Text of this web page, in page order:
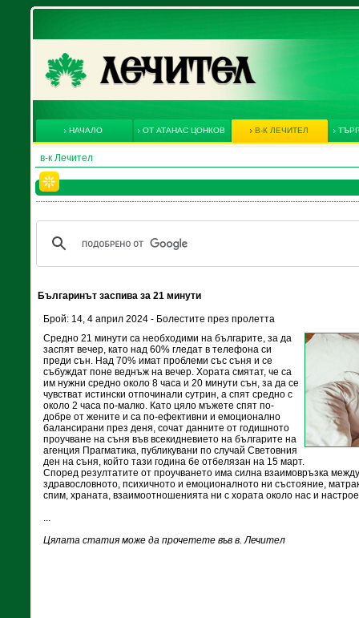
НАЧАЛО ОТ АТАНАС ЦОНКОВ В-К ЛЕЧИТЕЛ
в-к Лечител
Българинът заспива за 21 минути
Брой: 14, 4 април 2024 - Болестите през пролетта
Средно 21 минути са необходими на българите, за да
заспят вечер, като над 60% гледат в телефона си
преди сън. Над 70% имат проблеми със съня и се
събуждат поне веднъж на вечер. Хората смятат, че са
им нужни средно около 8 часа и 20 минути сън, за да се
чувстват истински отпочинали сутрин, а спят средно с
около 2 часа по-малко. Като цяло мъжете спят по-
добре от жените и са по-ефективни и емоционално
балансирани през деня, сочат данните от годишното
проучване на съня във всекидневието на българите на
агенция Прагматика, публикувани по случай Световния
ден на съня, който тази година бе отбелязан на 15 март.
Според резултатите от проучването има силна взаимовръзка
здравословното, психичното и емоционалното ни състояние,
спим, храната, взаимоотношенията ни с хората около нас и
...
Цялата статия може да прочетете във в. Лечител